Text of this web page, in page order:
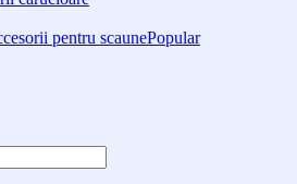
pentru scaune